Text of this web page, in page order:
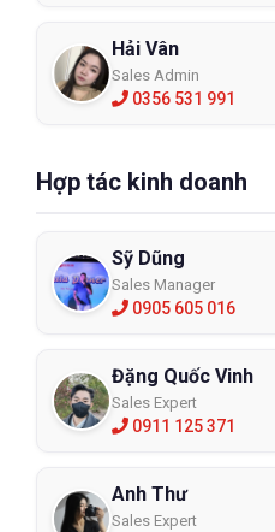
Hải Vân
Sales Admin
0356 531 991
Hợp tác kinh doanh
Sỹ Dũng
Sales Manager
0905 605 016
Đặng Quốc Vinh
Sales Expert
0911 125 371
Anh Thư
Sales Expert